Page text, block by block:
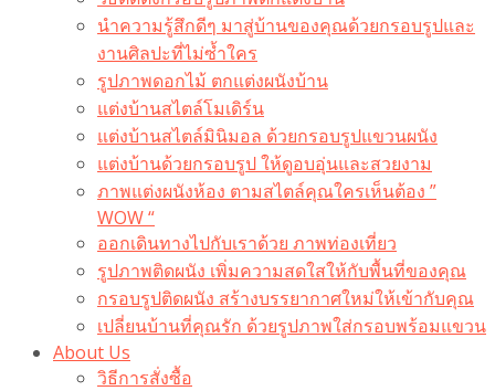
นำความรู้สึกดีๆ มาสู่บ้านของคุณด้วยกรอบรูปและ
งานศิลปะที่ไม่ซ้ำใคร
รูปภาพดอกไม้ ตกแต่งผนังบ้าน
แต่งบ้านสไตล์โมเดิร์น
แต่งบ้านสไตล์มินิมอล ด้วยกรอบรูปแขวนผนัง
แต่งบ้านด้วยกรอบรูป ให้ดูอบอุ่นและสวยงาม
ภาพแต่งผนังห้อง ตามสไตล์คุณใครเห็นต้อง ”
WOW “
ออกเดินทางไปกับเราด้วย ภาพท่องเที่ยว
รูปภาพติดผนัง เพิ่มความสดใสให้กับพื้นที่ของคุณ
กรอบรูปติดผนัง สร้างบรรยากาศใหม่ให้เข้ากับคุณ
เปลี่ยนบ้านที่คุณรัก ด้วยรูปภาพใส่กรอบพร้อมแขวน​
About Us
วิธีการสั่งซื้อ